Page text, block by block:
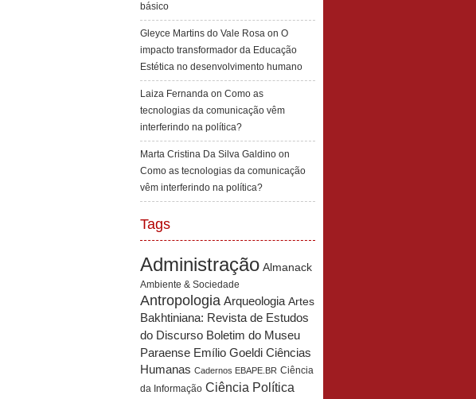
básico
Gleyce Martins do Vale Rosa on O
impacto transformador da Educação
Estética no desenvolvimento humano
Laiza Fernanda on Como as
tecnologias da comunicação vêm
interferindo na política?
Marta Cristina Da Silva Galdino on
Como as tecnologias da comunicação
vêm interferindo na política?
Tags
Administração Almanack
Ambiente & Sociedade
Antropologia Arqueologia Artes
Bakhtiniana: Revista de Estudos
do Discurso Boletim do Museu
Paraense Emílio Goeldi Ciências
Humanas Cadernos EBAPE.BR Ciência
da Informação Ciência Política